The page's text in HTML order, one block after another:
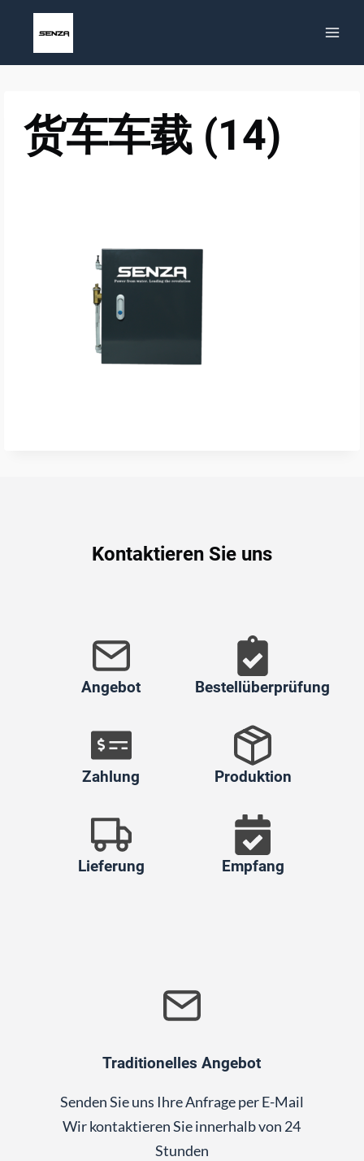
货车车载 (14)
Kontaktieren Sie uns
Angebot Bestellüberprüfung
Zahlung Produktion
Lieferung Empfang
Traditionelles Angebot
Senden Sie uns Ihre Anfrage per E-Mail
Wir kontaktieren Sie innerhalb von 24
Stunden